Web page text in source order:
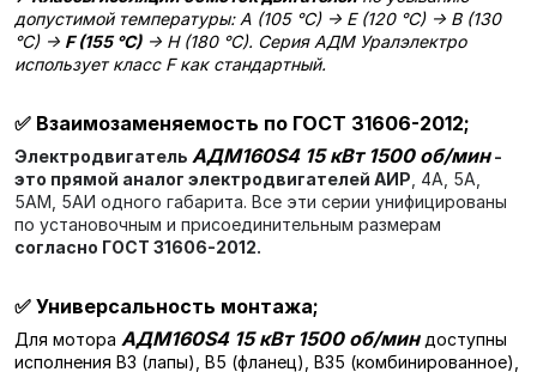
допустимой температуры: A (105 °C) → E (120 °C) → B (130
°C) → F (155 °C)→ H (180 °C). Серия АДМ Уралэлектро
использует класс F как стандартный.
✅ Взаимозаменяемость по ГОСТ 31606-2012;
Электродвигатель АДМ160S4 15 кВт 1500 об/мин-
это прямой аналог электродвигателей АИР , 4А, 5А,
5АМ, 5АИ одного габарита. Все эти серии унифицированы
по установочным и присоединительным размерам
согласно ГОСТ 31606-2012.
✅ Универсальность монтажа;
Для мотора АДМ160S4 15 кВт 1500 об/миндоступны
исполнения В3 (лапы), В5 (фланец), В35 (комбинированное),